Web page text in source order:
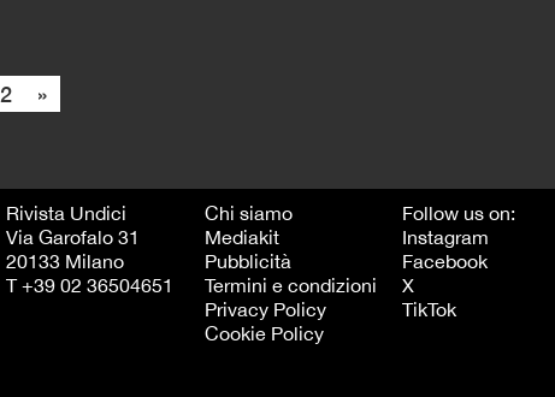
2 »
Rivista Undici
Via Garofalo 31
20133 Milano
T +39 02 36504651
Chi siamo
Mediakit
Pubblicità
Termini e condizioni
Privacy Policy
Cookie Policy
Follow us on:
Instagram
Facebook
X
TikTok